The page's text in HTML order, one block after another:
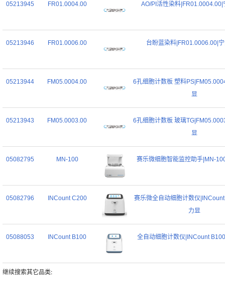
05213945 FR01.0004.00 AO/PI活性染料|FR01.0004.00|
05213946 FR01.0006.00 台盼蓝染料|FR01.0006.00|
05213944 FM05.0004.00
6孔细胞计数板 塑料
显
05213943 FM05.0003.00
6孔细胞计数板 玻璃
显
05082795 MN-100 赛乐微细胞智能监控助手|MN-
05082796 INCount C200
赛乐微全自动细胞计数仪
力显
05088053 INCount B100 全自动细胞计数仪|INCount
继续搜索其它品类: